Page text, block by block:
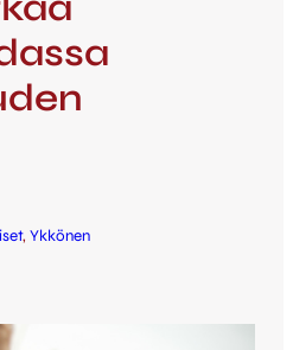
, Ykkönen